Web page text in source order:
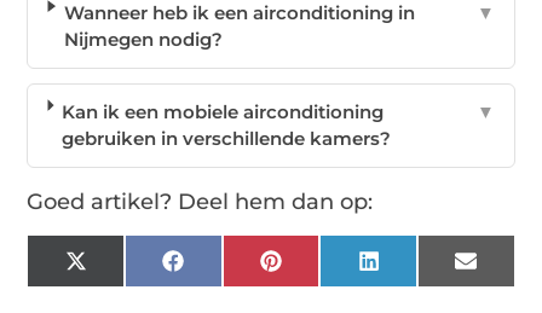
Wanneer heb ik een airconditioning in
Nijmegen nodig?
▼
Kan ik een mobiele airconditioning
gebruiken in verschillende kamers?
▼
Goed artikel? Deel hem dan op:
X
(Twitter)
Facebook Pinterest LinkedIn Email